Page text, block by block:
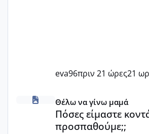
eva96πριν 21 ώρες21 ωρ
Πόσες είμαστε κοντά 40 και
Θέλω να γίνω μαμά
Πόσες είμαστε
προσπαθούμε;;